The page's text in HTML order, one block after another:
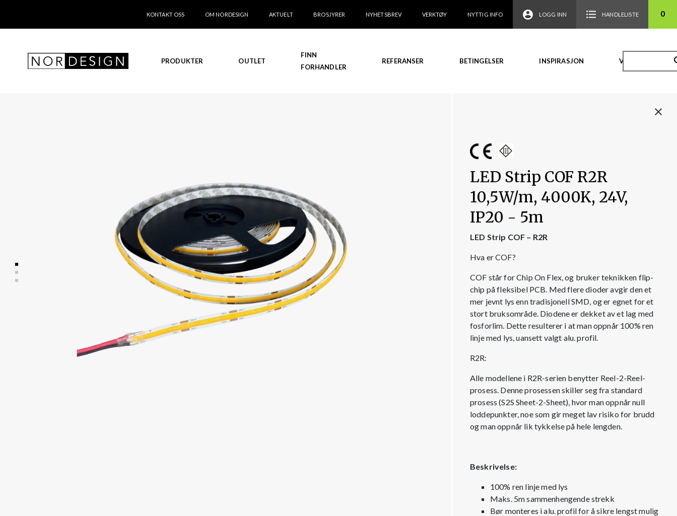
KONTAKT OSS OM NORDESIGN AKTUELT BROSJYRER NYHETSBREV VERKTØY NYTTIG INFO LOGG INN HANDLELISTE 0
PRODUKTER OUTLET
FINN
FORHANDLER
REFERANSER BETINGELSER INSPIRASJON VIDEO
LED Strip COF R2R
10,5W/m, 4000K, 24V,
IP20 - 5m
LED Strip COF – R2R
Hva er COF?
COF står for Chip On Flex, og bruker teknikken flip-
chip på fleksibel PCB. Med flere dioder avgir den et
mer jevnt lys enn tradisjonell SMD, og er egnet for et
stort bruksområde. Diodene er dekket av et lag med
fosforlim. Dette resulterer i at man oppnår 100% ren
linje med lys, uansett valgt alu. profil.
R2R:
Alle modellene i R2R-serien benytter Reel-2-Reel-
prosess. Denne prosessen skiller seg fra standard
prosess (S2S Sheet-2-Sheet), hvor man oppnår null
loddepunkter, noe som gir meget lav risiko for brudd
og man oppnår lik tykkelse på hele lengden.
Beskrivelse:
100% ren linje med lys
Maks. 5m sammenhengende strekk
Bør monteres i alu. profil for å sikre lengst mulig